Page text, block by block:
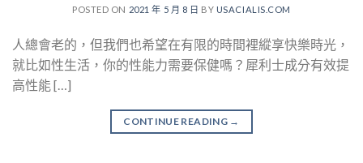
POSTED ON 2021 年 5 月 8 日 BY USACIALIS.COM
人總會老的，但我們也希望在有限的時間裡縱享快樂時光，
就比如性生活，你的性能力需要保健嗎？犀利士成分有效提
高性能 […]
CONTINUE READING →